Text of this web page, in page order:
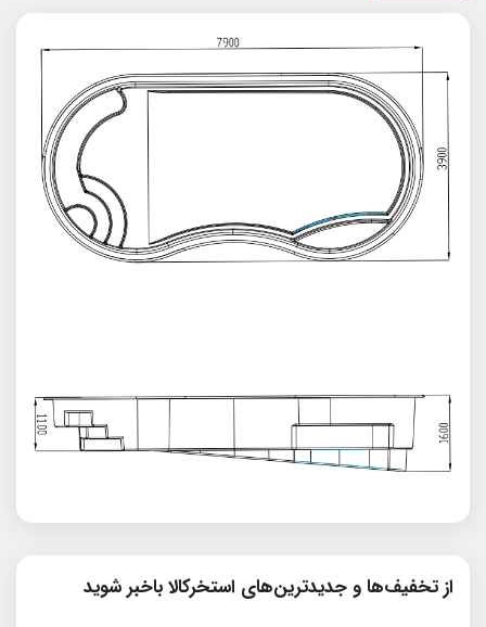
از تخفیف‌ها و جدیدترین‌های استخرکالا باخبر شوید